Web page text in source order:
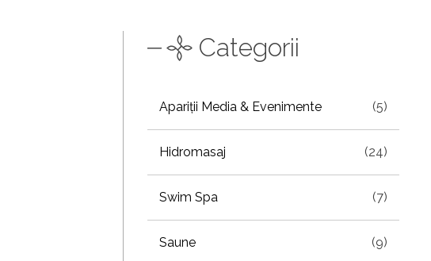
Categorii
Apariții Media & Evenimente (5)
Hidromasaj (24)
Swim Spa (7)
Saune (9)